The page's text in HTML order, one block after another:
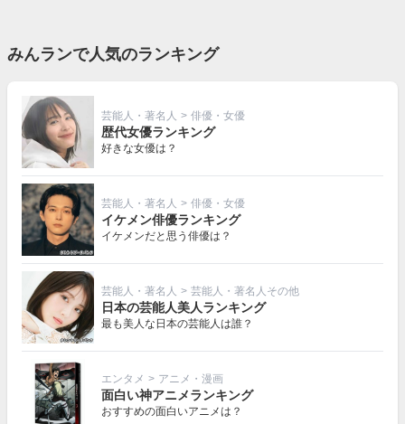
みんランで人気のランキング
芸能人・著名人 > 俳優・女優
歴代女優ランキング
好きな女優は？
芸能人・著名人 > 俳優・女優
イケメン俳優ランキング
イケメンだと思う俳優は？
芸能人・著名人 > 芸能人・著名人その他
日本の芸能人美人ランキング
最も美人な日本の芸能人は誰？
エンタメ > アニメ・漫画
面白い神アニメランキング
おすすめの面白いアニメは？